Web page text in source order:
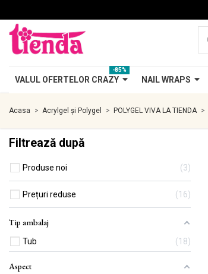
VALUL OFERTELOR CRAZY
-85%
NAIL WRAPS
Acasa Acrylgel și Polygel POLYGEL VIVA LA TIENDA
Filtrează după
Produse noi 3
Prețuri reduse 16
Tip ambalaj
Tub 18
Aspect